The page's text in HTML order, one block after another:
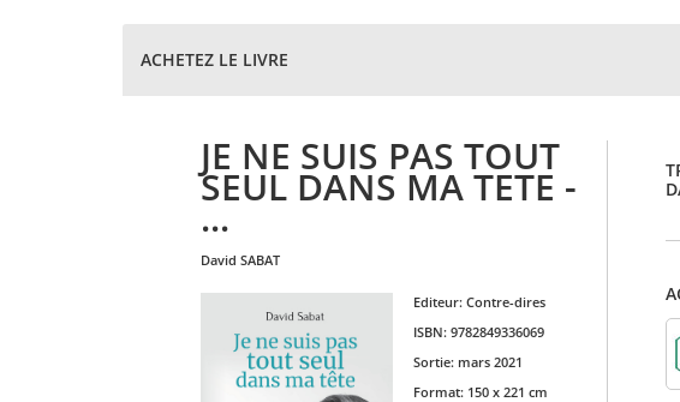
ACHETEZ LE LIVRE
JE NE SUIS PAS TOUT
SEUL DANS MA TETE -
...
david SABAT
Editeur: Contre-dires
ISBN: 9782849336069
Sortie: mars 2021
Format: 150 x 221 cm